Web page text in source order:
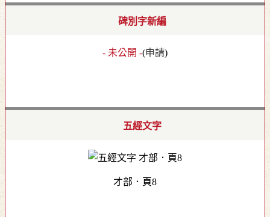
碑別字新編
- 未公開 -(申請)
五經文字
才部．頁8